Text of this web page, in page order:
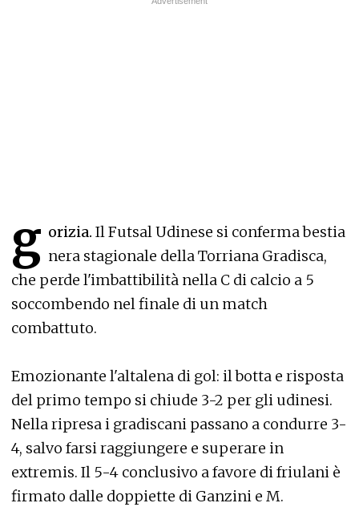
g orizia. Il Futsal Udinese si conferma bestia
nera stagionale della Torriana Gradisca,
che perde l'imbattibilità nella C di calcio a 5
soccombendo nel finale di un match
combattuto.
Emozionante l'altalena di gol: il botta e risposta
del primo tempo si chiude 3-2 per gli udinesi.
Nella ripresa i gradiscani passano a condurre 3-
4, salvo farsi raggiungere e superare in
extremis. Il 5-4 conclusivo a favore di friulani è
firmato dalle doppiette di Ganzini e M.